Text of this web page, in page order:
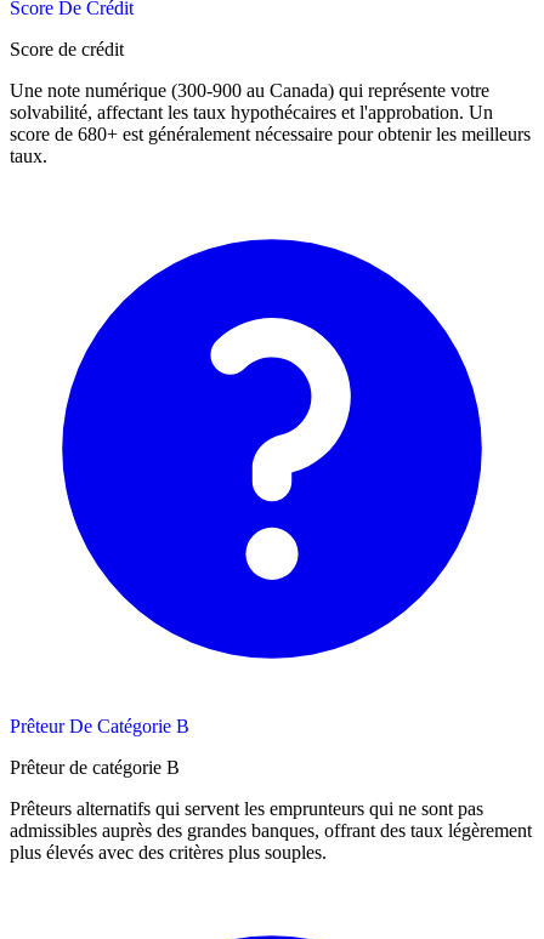
Score De Crédit
Score de crédit
Une note numérique (300-900 au Canada) qui représente votre
solvabilité, affectant les taux hypothécaires et l'approbation. Un
score de 680+ est généralement nécessaire pour obtenir les meilleurs
taux.
Prêteur De Catégorie B
Prêteur de catégorie B
Prêteurs alternatifs qui servent les emprunteurs qui ne sont pas
admissibles auprès des grandes banques, offrant des taux légèrement
plus élevés avec des critères plus souples.